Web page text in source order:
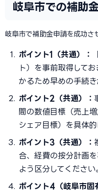
岐阜市での補助
岐阜市で補助金申請を成功さ
ポイント1（共通）：
ト）を事前取得して
かるため早めの手続き
ポイント2（共通）：
間の数値目標（売上
シェア目標）を具体的
ポイント3（共通）：
合、経費の按分計画
よう区分してください
ポイント4（岐阜市固